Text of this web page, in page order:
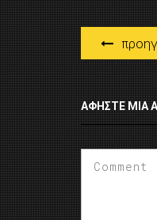
ΑΦΉΣΤΕ ΜΙΑ